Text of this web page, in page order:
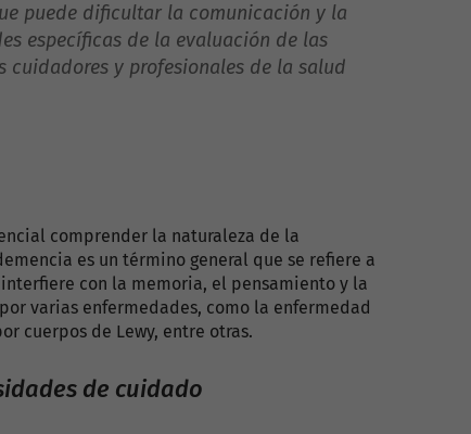
puede dificultar la comunicación y la
específicas de la evaluación de las
cuidadores y profesionales de la salud
comprender la naturaleza de la
es un término general que se refiere a
con la memoria, el pensamiento y la
varias enfermedades, como la enfermedad
cuerpos de Lewy, entre otras.
de cuidado